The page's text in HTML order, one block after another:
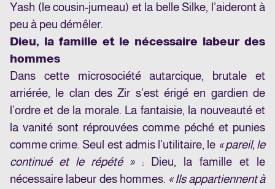
Yash (le cousin-jumeau) et la belle Silke, l’aideront à
peu à peu démêler.
Dieu, la famille et le nécessaire labeur des
hommes
Dans cette microsociété autarcique, brutale et
arriérée, le clan des Zir s’est érigé en gardien de
l’ordre et de la morale. La fantaisie, la nouveauté et
la vanité sont réprouvées comme péché et punies
comme crime. Seul est admis l’utilitaire, le « pareil, le
continué et le répété »: Dieu, la famille et le
nécessaire labeur des hommes. « Ils appartiennent à